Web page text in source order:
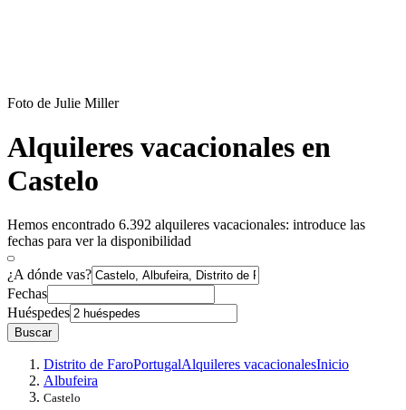
Foto de Julie Miller
Alquileres vacacionales en
Castelo
Hemos encontrado 6.392 alquileres vacacionales: introduce las
fechas para ver la disponibilidad
¿A dónde vas?
Fechas
Huéspedes
Buscar
Distrito de FaroPortugalAlquileres vacacionalesInicio
Albufeira
Castelo